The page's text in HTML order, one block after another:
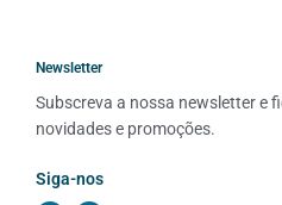
Newsletter
Subscreva a nossa newsletter e
novidades e promoções.
Siga-nos